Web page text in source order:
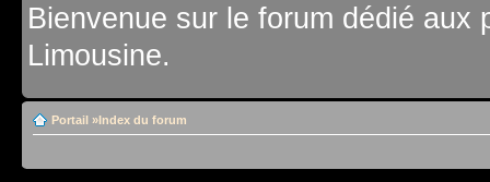
Bienvenue sur le forum dédié aux
Limousine.
Portail »Index du forum